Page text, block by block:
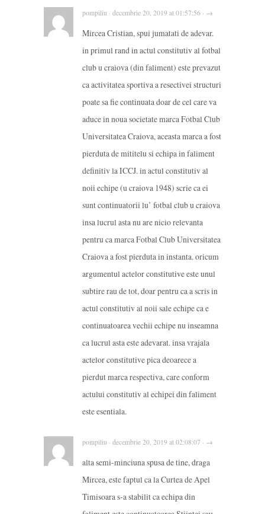
pompiliu · decembrie 20, 2019 at 01:57:56 · →
Mircea Cristian, spui jumatati de adevar.
in primul rand in actul constitutiv al fotbal
club u craiova (din faliment) este prevazut
ca activitatea sportiva a resectivei structuri
poate sa fie continuata doar de cel care va
aduce in noua societate marca Fotbal Club
Universitatea Craiova, aceasta marca a fost
pierduta de mititelu si echipa in faliment
definitiv la ICCJ. in actul constitutiv al
noii echipe (u craiova 1948) scrie ca ei
sunt continuatorii lu’ fotbal club u craiova
insa lucrul asta nu are nicio relevanta
pentru ca marca Fotbal Club Universitatea
Craiova a fost pierduta in instanta. oricum
argumentul actelor constitutive este unul
subtire rau de tot, doar pentru ca a scris in
actul constitutiv al noii sale echipe ca e
continuatoarea vechii echipe nu inseamna
ca lucrul asta este adevarat. insa vrajala
actelor constitutive pica deoarece a
pierdut marca respectiva, care conform
actului constitutiv al echipei din faliment
este esentiala.
pompiliu · decembrie 20, 2019 at 02:08:07 · →
alta semi-minciuna spusa de tine, draga
Mircea, este faptul ca la Curtea de Apel
Timisoara s-a stabilit ca echipa din